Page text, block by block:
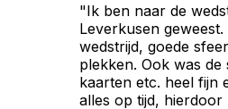
"Ik ben naar de
Leverkusen geweest.
wedstrijd, goede
plekken. Ook was de
kaarten etc. heel fijn
alles op tijd, hierdoor